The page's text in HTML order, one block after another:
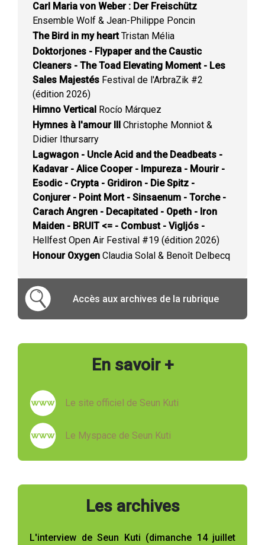
Carl Maria von Weber : Der Freischütz
Ensemble Wolf & Jean-Philippe Poncin
The Bird in my heartTristan Mélia
Doktorjones - Flypaper and the Caustic
Cleaners - The Toad Elevating Moment - Les
Sales Majestés Festival de l'ArbraZik #2
(édition 2026)
Himno Vertical Rocío Márquez
Hymnes à l'amour III Christophe Monniot &
Didier Ithursarry
Lagwagon - Uncle Acid and the Deadbeats -
Kadavar - Alice Cooper - Impureza - Mourir -
Esodic - Crypta - Gridiron - Die Spitz -
Conjurer - Point Mort - Sinsaenum - Torche -
Carach Angren - Decapitated - Opeth - Iron
Maiden - BRUIT <= - Combust - Vigljós -
Hellfest Open Air Festival #19 (édition 2026)
Honour Oxygen Claudia Solal & Benoît Delbecq
Accès aux archives de la rubrique
En savoir +
Le site officiel de Seun Kuti
Le Myspace de Seun Kuti
Les archives
L'interview de Seun Kuti (dimanche 14 juillet